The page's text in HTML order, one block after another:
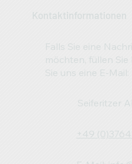
Kontaktinformationen
Falls Sie eine
möchten, füllen
Sie uns eine E-Mail:
Seiferitzer
+49